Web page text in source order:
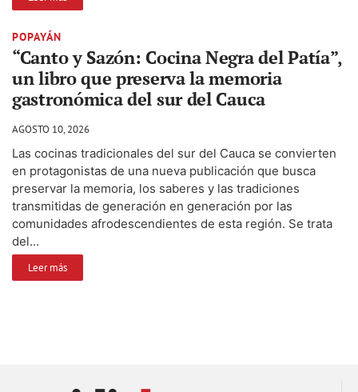
POPAYÁN
“Canto y Sazón: Cocina Negra del Patía”,
un libro que preserva la memoria
gastronómica del sur del Cauca
AGOSTO 10, 2026
Las cocinas tradicionales del sur del Cauca se convierten
en protagonistas de una nueva publicación que busca
preservar la memoria, los saberes y las tradiciones
transmitidas de generación en generación por las
comunidades afrodescendientes de esta región. Se trata
del...
Leer más